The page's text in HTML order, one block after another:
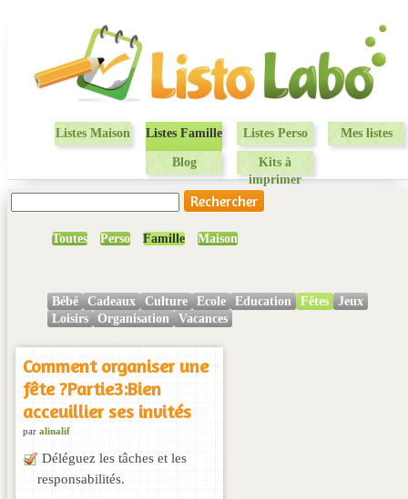
Listes Maison Listes Famille Listes Perso Mes listes
Blog
Kits à
imprimer
Toutes Perso Famille Maison
Bébé Cadeaux Culture Ecole Education Fêtes
Jeux
Loisirs
Organisation Vacances
Comment organiser une
fête ?Partie3:Bien
acceuillier ses invités
par alinalif
Déléguez les tâches et les
responsabilités.